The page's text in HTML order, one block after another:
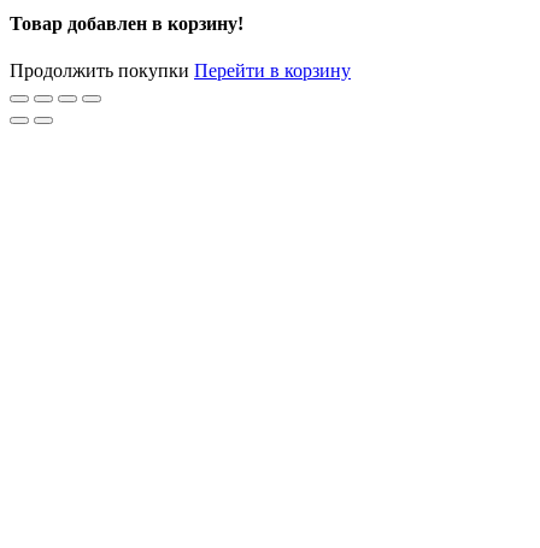
Товар добавлен в корзину!
Продолжить покупки Перейти в корзину